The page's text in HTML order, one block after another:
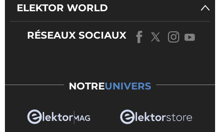
ELEKTOR WORLD
RÉSEAUX SOCIAUX
NOTREUNIVERS